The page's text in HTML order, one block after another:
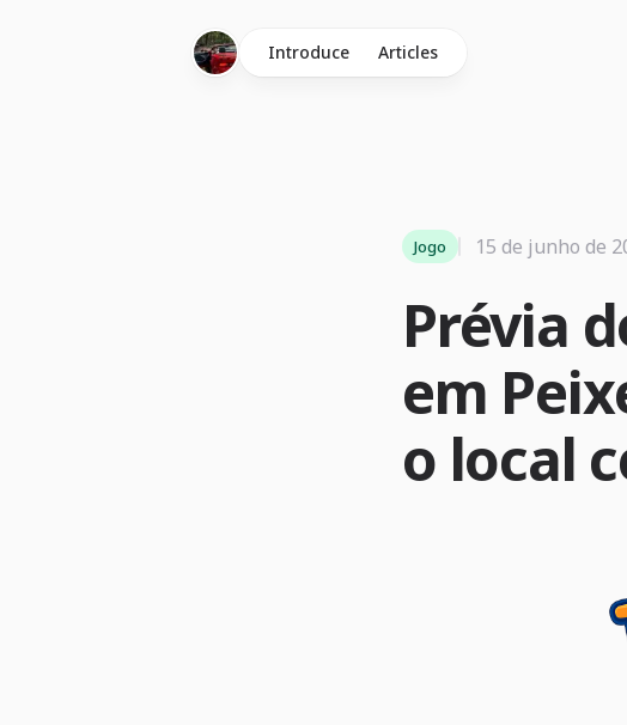
Introduce Articles
Prévia
em
o local
Jogo 15 de junho de